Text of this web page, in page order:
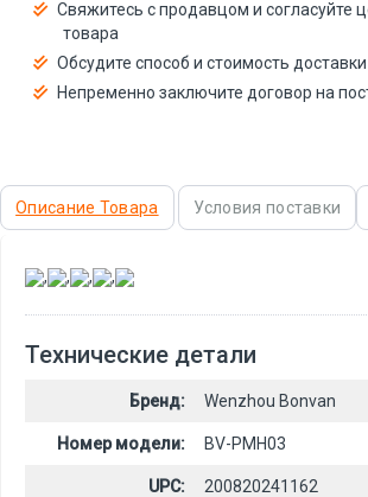
Свяжитесь с продавцом и согласуйте
товара
Обсудите способ и стоимость доставки
Непременно заключите договор на
Описание Товара Условия поставки
, , , ,
Технические детали
Бренд: Wenzhou Bonvan
Номер модели: BV-PMH03
UPC: 200820241162